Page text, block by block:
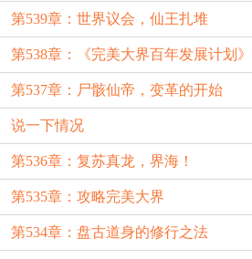
第539章：世界议会，仙王扎堆
第538章：《完美大界百年发展计划》
第537章：尸骸仙帝，变革的开始
说一下情况
第536章：复苏真龙，界海！
第535章：攻略完美大界
第534章：盘古道身的修行之法